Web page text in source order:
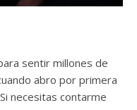
sentir millones de
abro por primera
necesitas contarme